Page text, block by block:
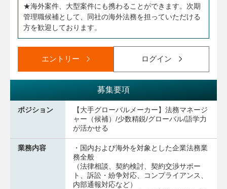
★海外案件、大型案件にも携わることができます。次期
管理職候補として、同社の海外法務を担っていただける
方を歓迎しております。
エントリー ログイン
募集要項
ポジション
【大手グローバルメーカー】法務マネージ
ャー（候補）/少数精鋭/グローバル/語学力
が活かせる
業務内容
・国内および海外を対象とした企業法務業
務全般
（法律相談、契約検討、契約交渉サポー
ト、訴訟・紛争対応、コンプライアンス、
内部通報対応など）